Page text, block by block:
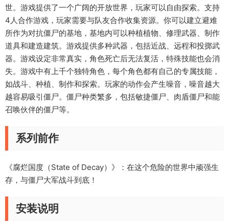
世。游戏提供了一个广阔的开放世界，玩家可以自由探索。支持
4人合作游戏，玩家需要与队友合作收集资源。你可以建立避难
所作为对抗僵尸的基地，基地内可以种植植物、修理武器、制作
道具和建造建筑。游戏提供多种武器，包括近战、远程和投掷武
器。游戏设定非常真实，角色死亡后无法复活，特殊技能也会消
失。游戏中有上千个独特角色，每个角色都有自己的专属技能，
如战斗、种植、制作和探索。玩家的动作会产生噪音，噪音越大
越容易吸引僵尸。僵尸种类繁多，包括敏捷僵尸、肉盾僵尸和能
召唤伙伴的僵尸等。
系列前作
《腐烂国度（State of Decay）》：在这个危险的世界中顽强生
存，与僵尸大军战斗到底！
安装说明